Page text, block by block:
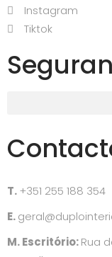
Instagram
Tiktok
T.+351 255 188 354
E.
M. Escritório:Rua